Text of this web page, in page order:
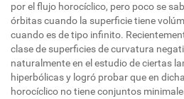
por el flujo horocíclico, pero poco se
órbitas cuando la superficie tiene
cuando es de tipo infinito.
clase de superficies de curvatura
naturalmente en el estudio de ciertas
hiperbólicas y logró probar que en
horocíclico no tiene conjuntos